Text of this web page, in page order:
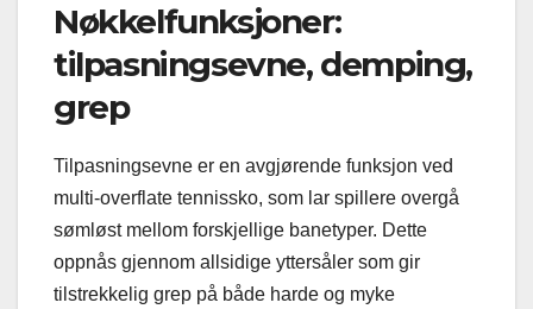
Nøkkelfunksjoner:
tilpasningsevne, demping,
grep
Tilpasningsevne er en avgjørende funksjon ved
multi-overflate tennissko, som lar spillere overgå
sømløst mellom forskjellige banetyper. Dette
oppnås gjennom allsidige yttersåler som gir
tilstrekkelig grep på både harde og myke